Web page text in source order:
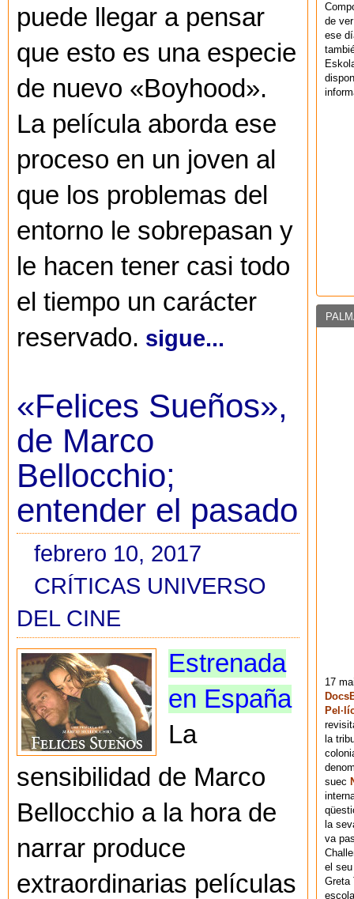
puede llegar a pensar
que esto es una especie
de nuevo «Boyhood».
La película aborda ese
proceso en un joven al
que los problemas del
entorno le sobrepasan y
le hacen tener casi todo
el tiempo un carácter
reservado. sigue...
«Felices Sueños»,
de Marco
Bellocchio;
entender el pasado
febrero 10, 2017
CRÍTICAS UNIVERSO
DEL CINE
Estrenada
en España
La
sensibilidad de Marco
Bellocchio a la hora de
narrar produce
extraordinarias películas
de
ese
17
la
suec
la
va
el
Greta